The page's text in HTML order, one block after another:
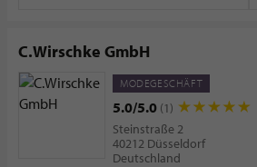
C.Wirschke GmbH
MODEGESCHÄFT
5.0/5.0 (1)
Steinstraße 2
40212 Düsseldorf
Deutschland